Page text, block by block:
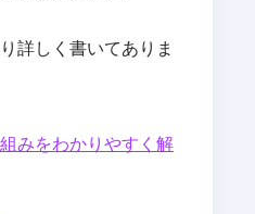
詳しく書いてありま
みをわかりやすく解